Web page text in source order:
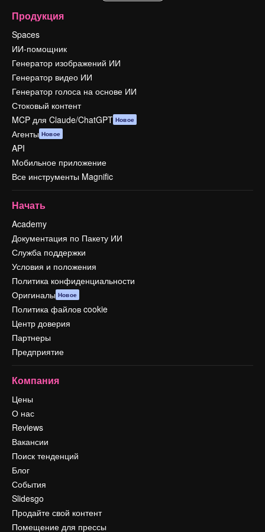
Продукция
Spaces
ИИ-помощник
Генератор изображений ИИ
Генератор видео ИИ
Генератор голоса на основе ИИ
Стоковый контент
MCP для Claude/ChatGPT Новое
Агенты Новое
API
Мобильное приложение
Все инструменты Magnific
Начать
Academy
Документация по Пакету ИИ
Служба поддержки
Условия и положения
Политика конфиденциальности
Оригиналы Новое
Политика файлов cookie
Центр доверия
Партнеры
Предприятие
Компания
Цены
О нас
Reviews
Вакансии
Поиск тенденций
Блог
События
Slidesgo
Продайте свой контент
Помещение для прессы